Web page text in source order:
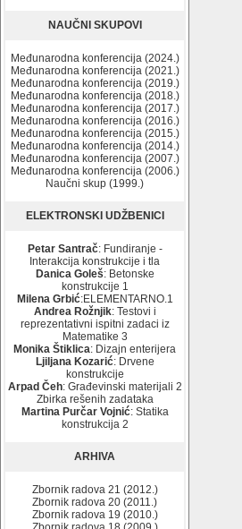
NAUČNI SKUPOVI
Međunarodna konferencija (2024.)
Međunarodna konferencija (2021.)
Međunarodna konferencija (2019.)
Međunarodna konferencija (2018.)
Međunarodna konferencija (2017.)
Međunarodna konferencija (2016.)
Međunarodna konferencija (2015.)
Međunarodna konferencija (2014.)
Međunarodna konferencija (2007.)
Međunarodna konferencija (2006.)
Naučni skup (1999.)
ELEKTRONSKI UDŽBENICI
Petar Santrač: Fundiranje -
Interakcija konstrukcije i tla
Danica Goleš: Betonske
konstrukcije 1
Milena Grbić:ELEMENTARNO.1
Andrea Rožnjik: Testovi i
reprezentativni ispitni zadaci iz
Matematike 3
Monika Štiklica: Dizajn enterijera
Ljiljana Kozarić: Drvene
konstrukcije
Arpad Čeh: Građevinski materijali 2
Zbirka rešenih zadataka
Martina Purčar Vojnić: Statika
konstrukcija 2
ARHIVA
Zbornik radova 21 (2012.)
Zbornik radova 20 (2011.)
Zbornik radova 19 (2010.)